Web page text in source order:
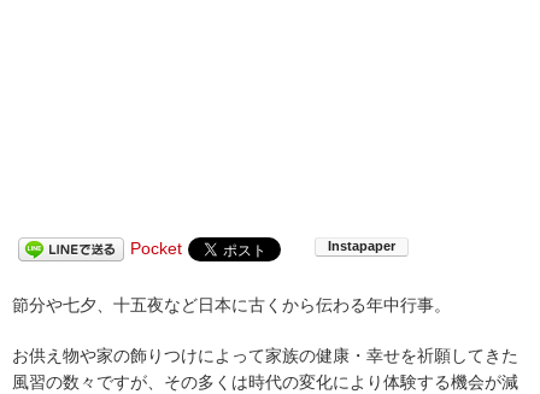
Pocket
節分や七夕、十五夜など日本に古くから伝わる年中行事。
お供え物や家の飾りつけによって家族の健康・幸せを祈願してきた
風習の数々ですが、その多くは時代の変化により体験する機会が減